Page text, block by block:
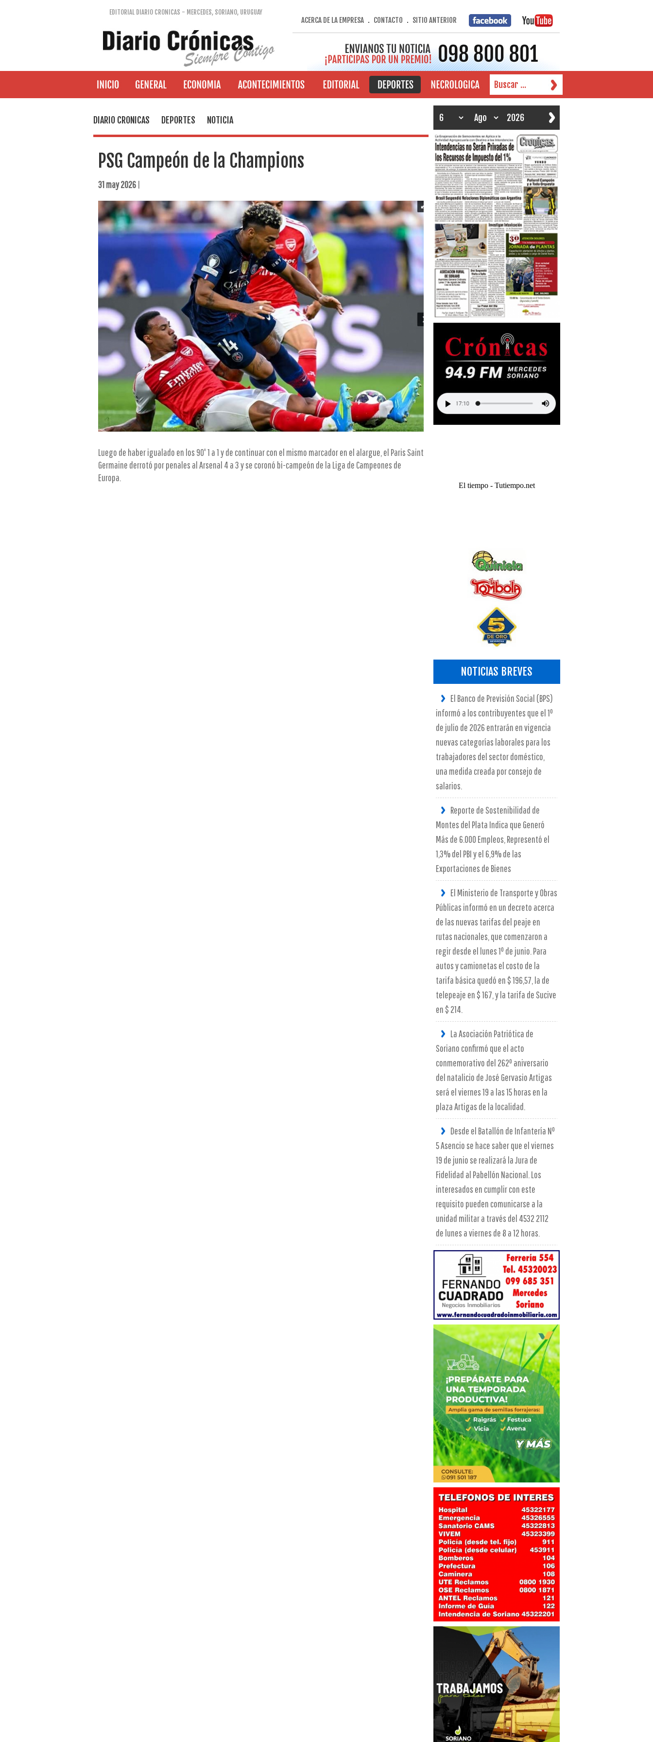
EDITORIAL DIARIO CRONICAS - MERCEDES, SORIANO, URUGUAY
ACERCA DE LA EMPRESA. CONTACTO . SITIO ANTERIOR
DIARIO CRONICAS DEPORTES NOTICIA
PSG Campeón de la Champions
31 may 2026|
Luego de haber igualado en los 90' 1 a 1 y de continuar con el mismo marcador en el alargue, el Paris Saint
Germaine derrotó por penales al Arsenal 4 a 3 y se coronó bi-campeón de la Liga de Campeones de
Europa.
El tiempo - Tutiempo.net
NOTICIAS BREVES
El Banco de Previsión Social (BPS)
informó a los contribuyentes que el 1º
de julio de 2026 entrarán en vigencia
nuevas categorías laborales para los
trabajadores del sector doméstico,
una medida creada por consejo de
salarios.
Reporte de Sostenibilidad de
Montes del Plata Indica que Generó
Más de 6.000 Empleos, Representó el
1,3% del PBI y el 6,9% de las
Exportaciones de Bienes
El Ministerio de Transporte y Obras
Públicas informó en un decreto acerca
de las nuevas tarifas del peaje en
rutas nacionales, que comenzaron a
regir desde el lunes 1º de junio. Para
autos y camionetas el costo de la
tarifa básica quedó en $ 196,57, la de
telepeaje en $ 167, y la tarifa de Sucive
en $ 214.
La Asociación Patriótica de
Soriano confirmó que el acto
conmemorativo del 262º aniversario
del natalicio de José Gervasio Artigas
será el viernes 19 a las 15 horas en la
plaza Artigas de la localidad.
Desde el Batallón de Infantería Nº
5 Asencio se hace saber que el viernes
19 de junio se realizará la Jura de
Fidelidad al Pabellón Nacional. Los
interesados en cumplir con este
requisito pueden comunicarse a la
unidad militar a través del 4532 2112
de lunes a viernes de 8 a 12 horas.